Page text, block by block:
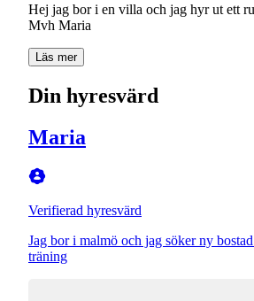
Hej jag bor i en villa och jag hyr ut ett
Mvh Maria
Läs mer
Din hyresvärd
Maria
Verifierad hyresvärd
Jag bor i malmö och jag söker ny
träning